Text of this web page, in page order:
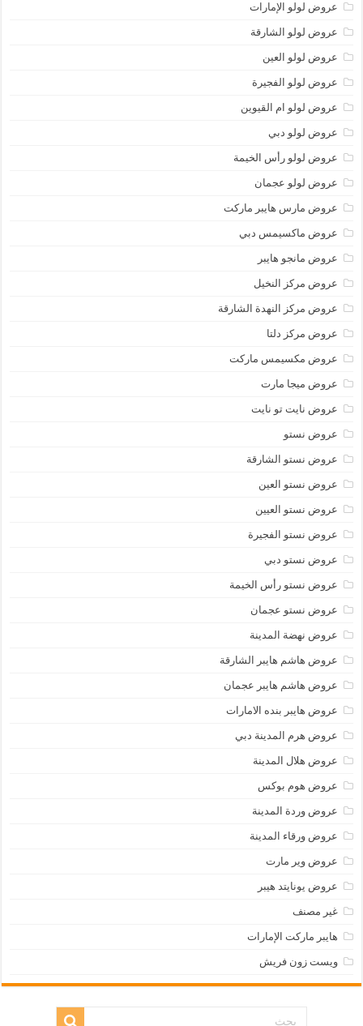
عروض لولو الإمارات
عروض لولو الشارقة
عروض لولو العين
عروض لولو الفجيرة
عروض لولو ام القيوين
عروض لولو دبي
عروض لولو رأس الخيمة
عروض لولو عجمان
عروض مارس هايبر ماركت
عروض ماكسيمس دبي
عروض مانجو هايبر
عروض مركز النخيل
عروض مركز النهدة الشارقة
عروض مركز دلتا
عروض مكسيمس ماركت
عروض ميجا مارت
عروض نايت تو نايت
عروض نستو
عروض نستو الشارقة
عروض نستو العين
عروض نستو العيين
عروض نستو الفجيرة
عروض نستو دبي
عروض نستو رأس الخيمة
عروض نستو عجمان
عروض نهضة المدينة
عروض هاشم هايبر الشارقة
عروض هاشم هايبر عجمان
عروض هايبر بنده الامارات
عروض هرم المدينة دبي
عروض هلال المدينة
عروض هوم بوكس
عروض وردة المدينة
عروض ورقاء المدينة
عروض وير مارت
عروض يونايتد هيبر
غير مصنف
هايبر ماركت الإمارات
ويست زون فريش